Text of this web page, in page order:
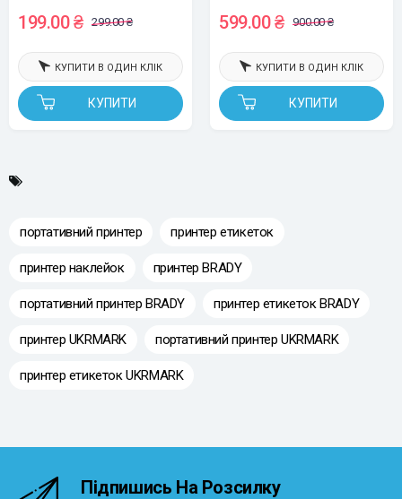
199.00 ₴ 299.00 ₴
КУПИТИ
КУПИТИ В ОДИН КЛІК
599.00 ₴ 900.00 ₴
КУПИТИ
КУПИТИ В ОДИН КЛІК
портативний принтер принтер етикеток
принтер наклейок принтер BRADY
портативний принтер BRADY принтер етикеток BRADY
принтер UKRMARK портативний принтер UKRMARK
принтер етикеток UKRMARK
Підпишись На Розсилку